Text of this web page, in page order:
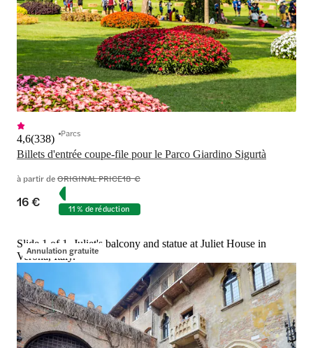
Billets d'entrée coupe-file pour le Parco Giardino Sigurtà
4,6(338) Parcs
à partir deORIGINAL PRICE18 €
16 € 11 % de réduction
Annulation gratuite
Slide 1 of 1, Juliet's balcony and statue at Juliet House in
Verona, Italy.